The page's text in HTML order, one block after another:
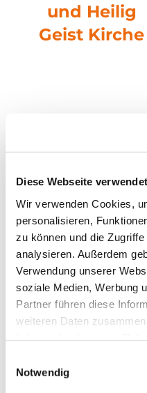
Diese Webseite
Wir verwenden Cookies,
personalisieren,
zu können und die
analysieren. Außerdem
Verwendung unserer
soziale Medien, Werbung
Partner führen diese
weiteren Daten
Notwendig
und Heilig
Geist Kirche
Samstag: 9
Samstag: